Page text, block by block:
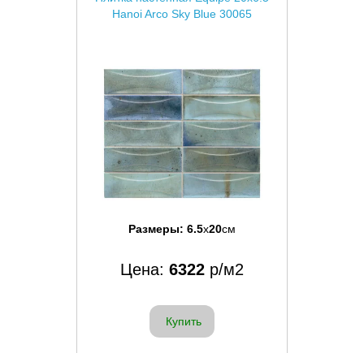
Hanoi Arco Sky Blue 30065
Размеры: 6.5x20см
Цена: 6322 р/м2
Купить